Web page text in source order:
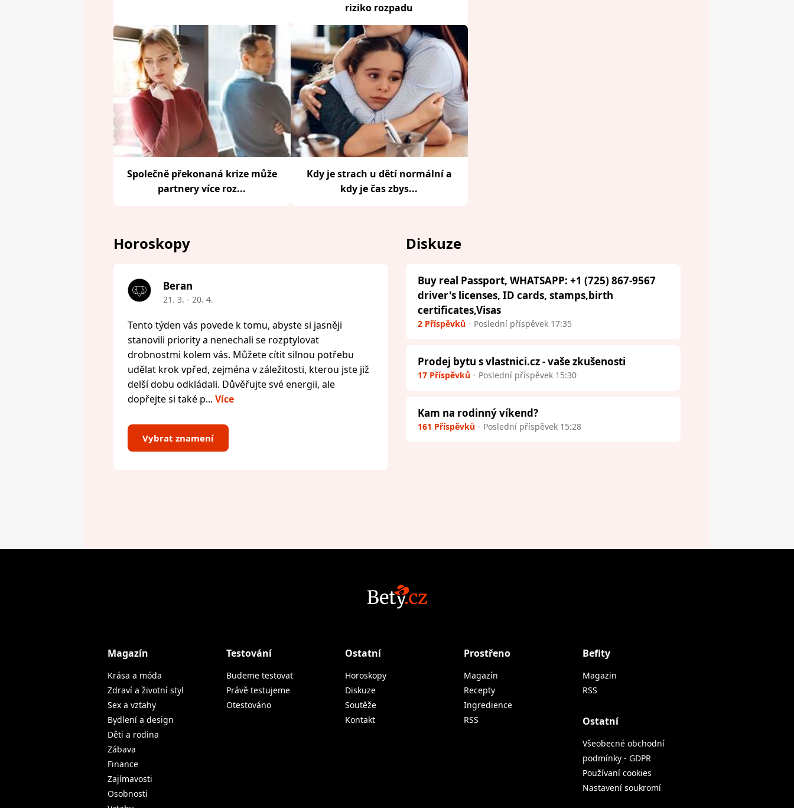
riziko rozpadu
Společně překonaná krize může
partnery více roz...
Kdy je strach u dětí normální a
kdy je čas zbys...
Horoskopy
Beran
21. 3. - 20. 4.
Tento týden vás povede k tomu, abyste si jasněji
stanovili priority a nenechali se rozptylovat
drobnostmi kolem vás. Můžete cítit silnou potřebu
udělat krok vpřed, zejména v záležitosti, kterou jste již
delší dobu odkládali. Důvěřujte své energii, ale
dopřejte si také p... Více
Vybrat znamení
Diskuze
Buy real Passport, WHATSAPP: +1 (725) 867-9567
driver's licenses, ID cards, stamps,birth
certificates,Visas
2 Příspěvků Poslední příspěvek 17:35
Prodej bytu s vlastnici.cz - vaše zkušenosti
17 Příspěvků Poslední příspěvek 15:30
Kam na rodinný víkend?
161 Příspěvků Poslední příspěvek 15:28
Magazín
Krása a móda
Zdraví a životní styl
Sex a vztahy
Bydlení a design
Děti a rodina
Zábava
Finance
Zajímavosti
Osobnosti
Testování
Budeme testovat
Právě testujeme
Otestováno
Ostatní
Horoskopy
Diskuze
Soutěže
Kontakt
Prostřeno
Magazín
Recepty
Ingredience
RSS
Befity
Magazin
RSS
Ostatní
Všeobecné obchodní
podmínky - GDPR
Používaní cookies
Nastavení soukromí